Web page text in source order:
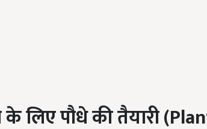
केलिएपौधेकीतैयारी